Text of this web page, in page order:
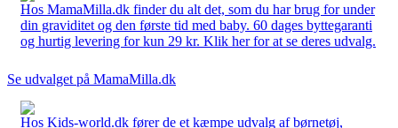
Hos MamaMilla.dk finder du alt det, som du har brug for under
din graviditet og den første tid med baby. 60 dages byttegaranti
og hurtig levering for kun 29 kr. Klik her for at se deres udvalg.
Se udvalget på MamaMilla.dk
Hos Kids-world.dk fører de et kæmpe udvalg af børnetøj,